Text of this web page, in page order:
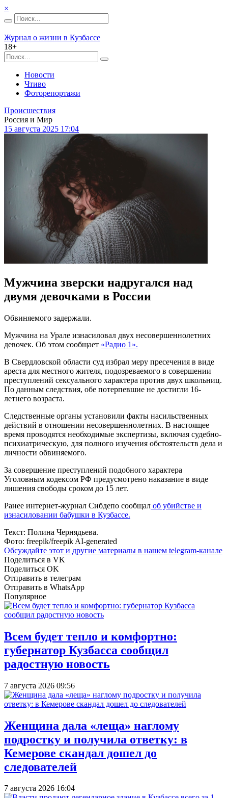
×
Журнал о жизни в Кузбассе
18+
Новости
Чтиво
Фоторепортажи
Происшествия
Россия и Мир
15 августа 2025 17:04
Мужчина зверски надругался над
двумя девочками в России
Обвиняемого задержали.
Мужчина на Урале изнасиловал двух несовершеннолетних
девочек. Об этом сообщает «Радио 1».
В Свердловской области суд избрал меру пресечения в виде
ареста для местного жителя, подозреваемого в совершении
преступлений сексуального характера против двух школьниц.
По данным следствия, обе потерпевшие не достигли 16-
летнего возраста.
Следственные органы установили факты насильственных
действий в отношении несовершеннолетних. В настоящее
время проводятся необходимые экспертизы, включая судебно-
психиатрическую, для полного изучения обстоятельств дела и
личности обвиняемого.
За совершение преступлений подобного характера
Уголовным кодексом РФ предусмотрено наказание в виде
лишения свободы сроком до 15 лет.
Ранее интернет-журнал Сибдепо сообщал об убийстве и
изнасиловании бабушки в Кузбассе.
Текст: Полина Чернядьева.
Фото: freepik/freepik AI-generated
Обсуждайте этот и другие материалы в нашем telegram-канале
Поделиться в VK
Поделиться OK
Отправить в телеграм
Отправить в WhatsApp
Популярное
Всем будет тепло и комфортно:
губернатор Кузбасса сообщил
радостную новость
7 августа 2026 09:56
Женщина дала «леща» наглому
подростку и получила ответку: в
Кемерове скандал дошел до
следователей
7 августа 2026 16:04